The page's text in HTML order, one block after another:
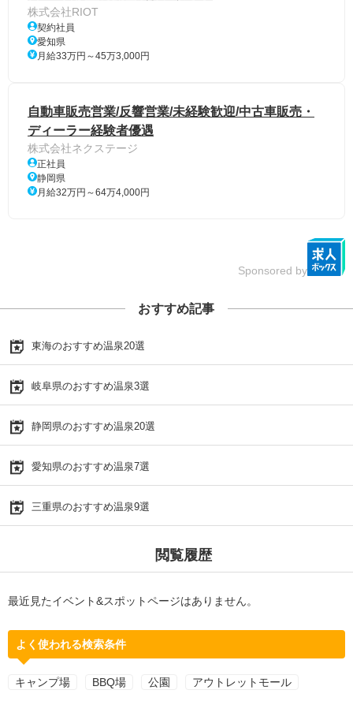
株式会社RIOT
契約社員
愛知県
月給33万円～45万3,000円
自動車販売営業/反響営業/未経験歓迎/中古車販売・
ディーラー経験者優遇
株式会社ネクステージ
正社員
静岡県
月給32万円～64万4,000円
Sponsored by
おすすめ記事
東海のおすすめ温泉20選
岐阜県のおすすめ温泉3選
静岡県のおすすめ温泉20選
愛知県のおすすめ温泉7選
三重県のおすすめ温泉9選
閲覧履歴
最近見たイベント&スポットページはありません。
よく使われる検索条件
キャンプ場 BBQ場 公園 アウトレットモール